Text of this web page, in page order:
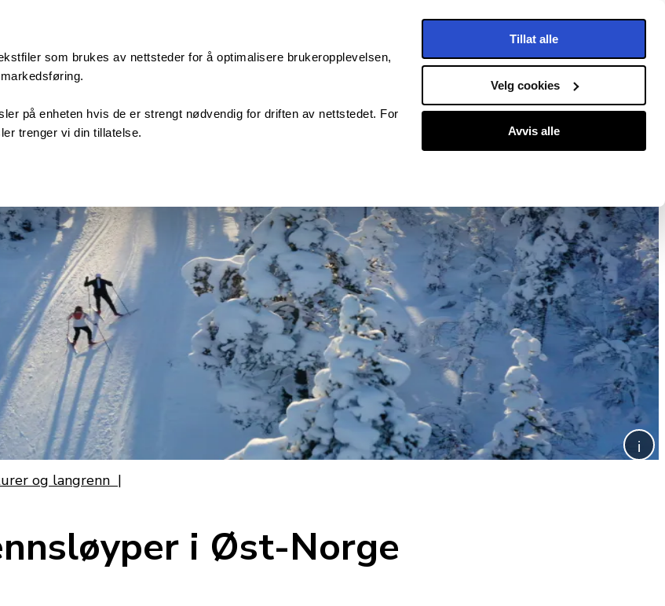
som brukes av nettsteder for å optimalisere brukeropplevelsen,
på enheten hvis de er strengt nødvendig for driften av nettstedet. For
trenger vi din tillatelse.
Tillat alle
Velg cookies
Avvis alle
og langrenn |
i Øst-Norge